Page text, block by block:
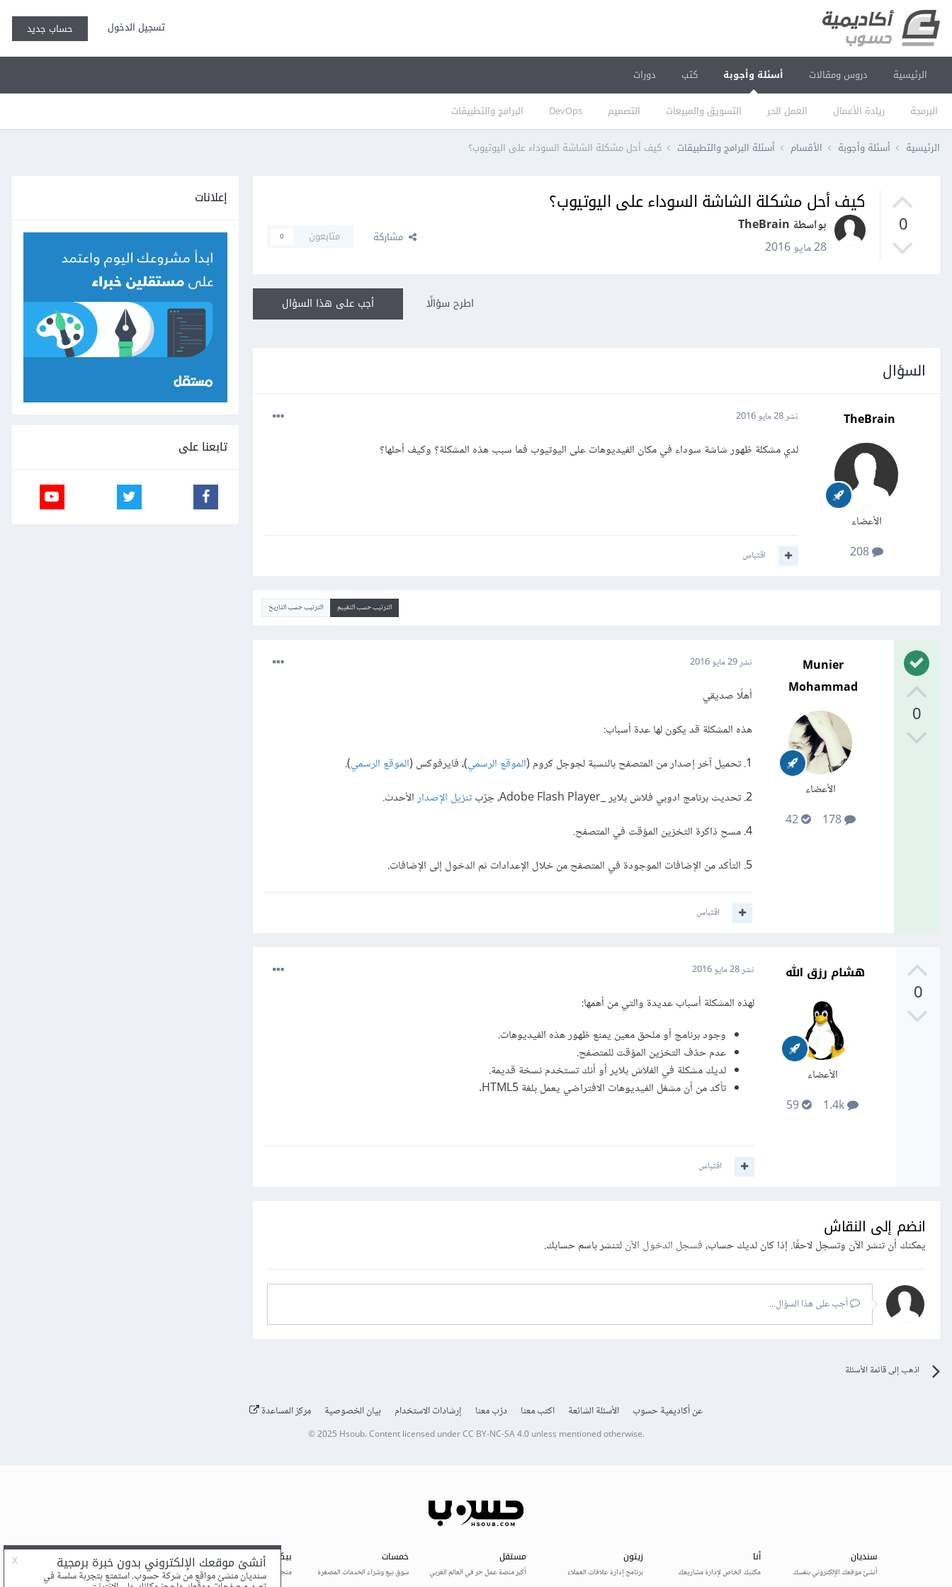
تسجيل الدخول حساب جديد
الرئيسية دروس ومقالات أسئلة وأجوبة
البرمجة ريادة الأعمال العمل الحر التسويق والمبيعات التصميم DevOps البرامج والتطبيقات
كتب دورات
الرئيسية أسئلة وأجوبة الأقسام أسئلة البرامج والتطبيقات كيف أحل مشكلة الشاشة السوداء على اليوتيوب؟
0
كيف أحل مشكلة الشاشة السوداء على اليوتيوب؟
بواسطة TheBrain
28 مايو 2016
مشاركة متابعون 0
أجب على هذا السؤال اطرح سؤالًا
السؤال
TheBrain
الأعضاء
208
نشر28 مايو 2016
لدي مشكلة ظهور شاشة سوداء في مكان الفيديوهات على اليوتيوب فما سبب هذه المشكلة؟ وكيف أحلها؟
اقتباس
الترتيب حسب التقييم الترتيب حسب التاريخ
0
Munier
Mohammad
الأعضاء
178
42
نشر29 مايو 2016
أهلًا صديقي
هذه المشكلة قد يكون لها عدة أسباب:
1. تحميل آخر إصدار من المتصفح بالنسبة لجوجل كروم (
الموقع الرسمي)، فايرفوكس (الموقع الرسمي).
2. تحديث برنامج ادوبي فلاش بلاير _Adobe Flash Player، جرّب
تنزيل الإصدارالأحدث.
4. مسح ذاكرة التخزين المؤقت في المتصفح.
5. التأكد من الإضافات الموجودة في المتصفح من خلال الإعدادات ثم الدخول إلى الإضافات.
اقتباس
0
هشام رزق الله
الأعضاء
نشر28 مايو 2016
لهذه المشكلة أسباب عديدة والتي من أهمها:
وجود برنامج أو ملحق معين يمنع ظهور هذه الفيديوهات.
عدم حذف التخزين المؤقت للمتصفح.
لديك مشكلة في الفلاش بلاير أو أنك تستخدم نسخة قديمة.
تأكد من أن مشغل الفيديوهات الافتراضي يعمل بلغة HTML5.
اقتباس
انضم إلى النقاش
يمكنك أن تنشر الآن وتسجل لاحقًا. إذا كان لديك حساب،فسجل الدخول الآنلتنشر باسم حسابك.
أجب على هذا السؤال...
اذهب إلى قائمة الأسئلة
إعلانات
تابعنا على
عن أكاديمية حسوب الأسئلة الشائعة اكتب معنا درّب معنا إرشادات الاستخدام بيان الخصوصية مركز المساعدة
© 2025 Hsoub.Content licensed underCC BY-NC-SA 4.0unless mentioned otherwise.